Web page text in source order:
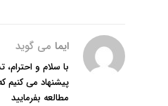
ایما می گوید
با سلام و احترام،
پیشنهاد می کنیم
مطالعه بفرمایید